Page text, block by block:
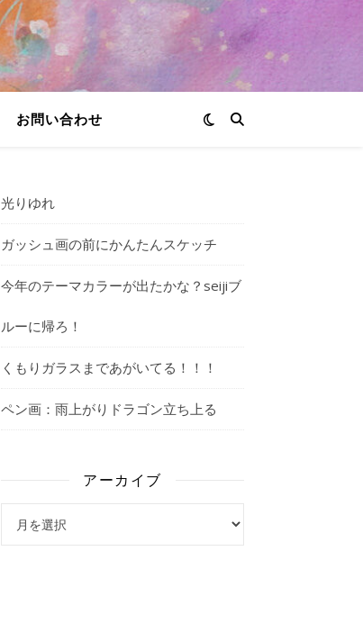
お問い合わせ
光りゆれ
ガッシュ画の前にかんたんスケッチ
今年のテーマカラーが出たかな？seijiブ
ルーに帰ろ！
くもりガラスまであがいてる！！！
ペン画：雨上がりドラゴン立ち上る
アーカイブ